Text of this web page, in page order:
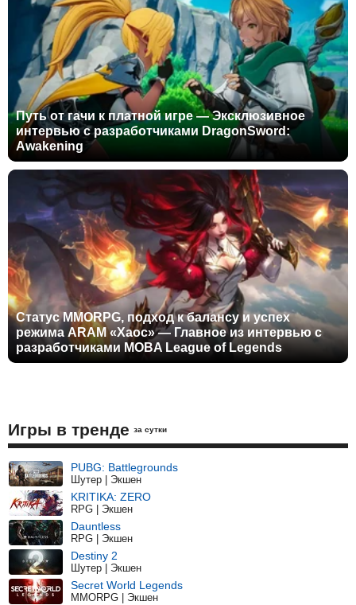
Путь от гачи к платной игре — Эксклюзивное
интервью с разработчиками DragonSword:
Awakening
Статус MMORPG, подход к балансу и успех
режима ARAM «Хаос» — Главное из интервью с
разработчиками MOBA League of Legends
Игры в тренде за сутки
PUBG: Battlegrounds
Шутер | Экшен
KRITIKA: ZERO
RPG | Экшен
Dauntless
RPG | Экшен
Destiny 2
Шутер | Экшен
Secret World Legends
MMORPG | Экшен